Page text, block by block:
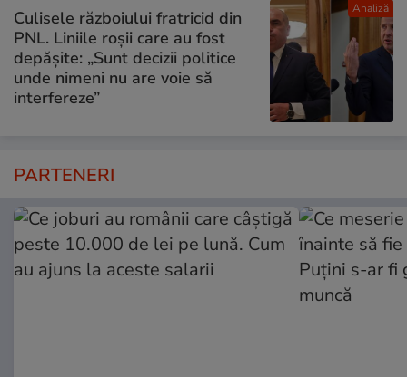
Analiză
Culisele războiului fratricid din
PNL. Liniile roșii care au fost
depășite: „Sunt decizii politice
unde nimeni nu are voie să
interfereze”
PARTENERI